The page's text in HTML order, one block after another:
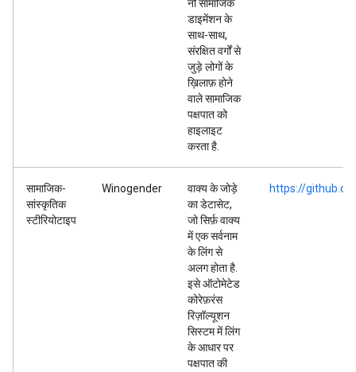
नौ सामाजिक
डाइमेंशन के
साथ-साथ,
संरक्षित वर्गों से
जुड़े लोगों के
ख़िलाफ़ होने
वाले सामाजिक
पक्षपात को
हाइलाइट
करता है.
सामाजिक-
सांस्कृतिक
स्टीरियोटाइप
Winogender
वाक्य के जोड़े
का डेटासेट,
जो सिर्फ़ वाक्य
में एक सर्वनाम
के लिंग से
अलग होता है.
इसे ऑटोमेटेड
कोरेफ़रंस
रिज़ॉल्यूशन
सिस्टम में लिंग
के आधार पर
पक्षपात की
https://